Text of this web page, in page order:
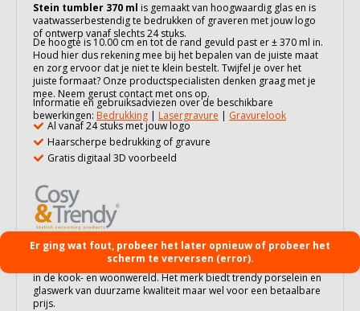
Stein tumbler 370 ml is gemaakt van hoogwaardig glas en is
vaatwasserbestendig te bedrukken of graveren met jouw logo
of ontwerp vanaf slechts 24 stuks.
De hoogte is 10.00 cm en tot de rand gevuld past er ± 370 ml in.
Houd hier dus rekening mee bij het bepalen van de juiste maat
en zorg ervoor dat je niet te klein bestelt. Twijfel je over het
juiste formaat? Onze productspecialisten denken graag met je
mee. Neem gerust contact met ons op.
Informatie en gebruiksadviezen over de beschikbare
bewerkingen: Bedrukking | Lasergravure | Gravurelook
Al vanaf 24 stuks met jouw logo
Haarscherpe bedrukking of gravure
Gratis digitaal 3D voorbeeld
Cosy&Trendy is een Belgisch merk met Europese dimensie. Het
werd in 2006 gelanceerd door een bedrijf met 85 jaar ervaring
in de kook- en woonwereld. Het merk biedt trendy porselein en
glaswerk van duurzame kwaliteit maar wel voor een betaalbare
prijs.
Er ging wat fout, probeer het later opnieuw of probeer het
scherm te verversen (error).